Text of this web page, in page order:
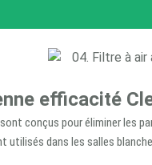
efficacité
conçus pour éliminer
dans les salles